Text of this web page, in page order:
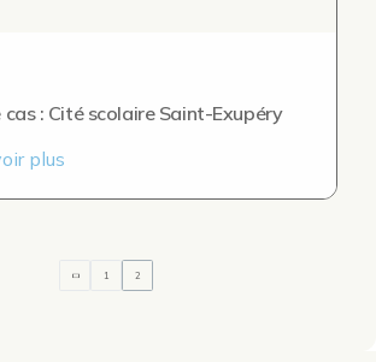
cas : Cité scolaire Saint-Exupéry
plus
1 2